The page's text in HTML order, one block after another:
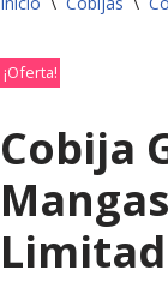
¡Oferta!
Cobija